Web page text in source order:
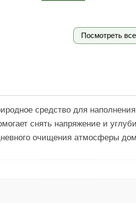
Посмотреть все
средство для
снять напряжение и
очищения атмосферы